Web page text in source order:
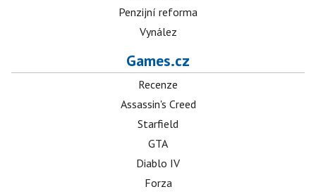
Penzijní reforma
Vynález
Games.cz
Recenze
Assassin's Creed
Starfield
GTA
Diablo IV
Forza